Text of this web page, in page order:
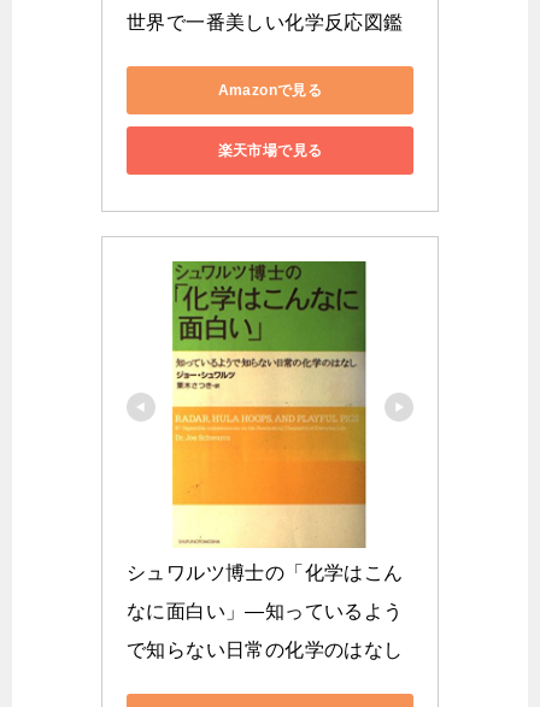
世界で一番美しい化学反応図鑑
Amazonで見る
楽天市場で見る
シュワルツ博士の「化学はこん
なに面白い」―知っているよう
で知らない日常の化学のはなし